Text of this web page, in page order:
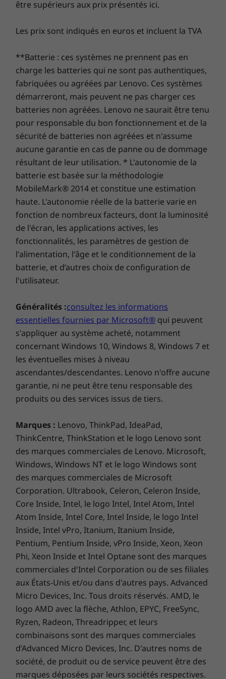
Superbe écran tactile et stylet intégré
Le ThinkBook 14s Yoga Gen 3 2-en-1 est équipé
d’un écran Full HD Dolby Vision®de 35,56 cm
(14") qui offre des images nettes et 100 % de la
palette de couleurs sRGB. Également certifié
Low Blue Light, il est protégé par un verre
Corning®Gorilla® Glass robuste. De plus, la
fonction Super Resolution de Lenovo permet
un redimensionnement automatique de la
vidéo. L’écran multitactile résiste aux traces de
doigts. Il est équipé d’un clavier à l’écran de
utilisation en mode tablette. Vous pouvez
utiliser le stylet intelligent intégré ThinkBook
Yoga pour signer des documents, prendre des
notes et dessiner. Il suffit de le sortir de son
emplacement astucieux pour que l’application
Smart Note s’ouvre automatiquement.
Nous prenons la sécurité très au sérieux
La biométrie offre une protection
supplémentaire au portable ThinkBook 14s
Yoga Gen 3 avec un bouton de mise sous
tension activé par un lecteur d’empreintes
digitales. ThinkShield, notre suite exhaustive
d’offres de sécurité basées sur les dernières
technologies, fait partie intégrante de tous nos
portables professionnels. Des fonctionnalités
comme le module dTPM (discrete Trusted
Platform Module) protègent vos données
critiques à l’aide du chiffrement. La solution
Glance by Mirametrix ®détecte votre regard
(ainsi que celui de toute personne qui
regarderait par-dessus votre épaule) et peut
automatiquement verrouiller votre système si
Dimensions (H x l x P)
À partir de 1,5 kg
Stylet
Stylet intelligent intégré ThinkBook Yoga
Clavier
Standardgröße, beleuchtet, spritzwassergeschützt
Einteiliges Präzisions-Touchpad
Service-Hotkey
Les caractéristiques et spécifications ci-contre ne reflètent pas forcément
les versions disponibles à la vente dans ce pays !
DÉVELOPPEMENT DURABLE
Matériaux
25 % de plastique recyclé post-consommation (PCC)
dans la batterie
Dans l’emballage, 30 % de plastique risquant de finir
dans les océans
Capots supérieur et inférieur (A et D) fabriqués à partir
d’aluminium
Services Lenovo CO2 Offset
Certifications/registres
EPEAT®Gold dans les zones concernées*
* Consultezwww.epeat.netpour connaître l’éligibilité de certification par pays.
Les caractéristiques et spécifications ci-contre ne reflètent pas forcément
les versions disponibles à la vente dans ce pays !
AUTRES INFORMATIONS
Sécurité ThinkShield
Module dTPM 2.0 (Discrete Trusted Platform Module)
Smart Power On : lecteur d’empreintes digitales
Match-on-Host intégré au bouton de mise sous
tension
Glance by Mirametrix
Encoche de sécurité Kensington Nano™
Cache de confidentialité intégré à la webcam
Logiciels préinstallés
AI Meeting Manager
Lenovo Vantage
menaces. Libérez le potentiel d’un parcours virtuel
être supérieurs aux prix présentés ici.
Les prix sont indiqués en euros et incluent la TVA
**Batterie : ces systèmes ne prennent pas en
charge les batteries qui ne sont pas authentiques,
fabriquées ou agréées par Lenovo. Ces systèmes
démarreront, mais peuvent ne pas charger ces
batteries non agréées. Lenovo ne saurait être tenu
pour responsable du bon fonctionnement et de la
sécurité de batteries non agréées et n'assume
aucune garantie en cas de panne ou de dommage
résultant de leur utilisation. * L'autonomie de la
batterie est basée sur la méthodologie
MobileMark® 2014 et constitue une estimation
haute. L'autonomie réelle de la batterie varie en
fonction de nombreux facteurs, dont la luminosité
de l'écran, les applications actives, les
fonctionnalités, les paramètres de gestion de
l'alimentation, l'âge et le conditionnement de la
batterie, et d’autres choix de configuration de
l'utilisateur.
Généralités :consultez les informations
essentielles fournies par Microsoft® qui peuvent
s'appliquer au système acheté, notamment
concernant Windows 10, Windows 8, Windows 7 et
les éventuelles mises à niveau
ascendantes/descendantes. Lenovo n'offre aucune
garantie, ni ne peut être tenu responsable des
produits ou des services issus de tiers.
Marques : Lenovo, ThinkPad, IdeaPad,
ThinkCentre, ThinkStation et le logo Lenovo sont
des marques commerciales de Lenovo. Microsoft,
Windows, Windows NT et le logo Windows sont
des marques commerciales de Microsoft
Corporation. Ultrabook, Celeron, Celeron Inside,
Core Inside, Intel, le logo Intel, Intel Atom, Intel
Atom Inside, Intel Core, Intel Inside, le logo Intel
Inside, Intel vPro, Itanium, Itanium Inside,
Pentium, Pentium Inside, vPro Inside, Xeon, Xeon
Phi, Xeon Inside et Intel Optane sont des marques
commerciales d'Intel Corporation ou de ses filiales
aux États-Unis et/ou dans d'autres pays. Advanced
Micro Devices, Inc. Tous droits réservés. AMD, le
logo AMD avec la flèche, Athlon, EPYC, FreeSync,
Ryzen, Radeon, Threadripper, et leurs
combinaisons sont des marques commerciales
d’Advanced Micro Devices, Inc. D'autres noms de
société, de produit ou de service peuvent être des
marques déposées par leurs sociétés respectives.